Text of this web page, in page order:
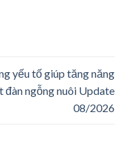
yếu tố giúp tăng năng
đàn ngỗng nuôi Update
08/2026